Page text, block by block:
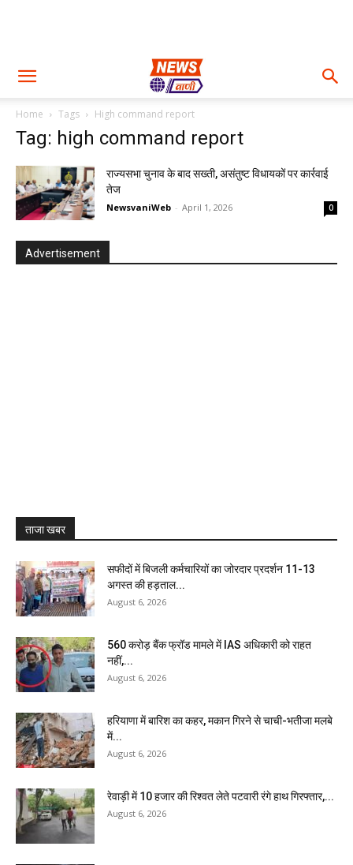
Home Tags High command report
Tag: high command report
राज्यसभा चुनाव के बाद सख्ती, असंतुष्ट विधायकों पर कार्रवाई
तेज
NewsvaniWeb - April 1, 2026 0
Advertisement
ताजा खबर
सफीदों में बिजली कर्मचारियों का जोरदार प्रदर्शन 11-13
अगस्त की हड़ताल...
August 6, 2026
₹560 करोड़ बैंक फ्रॉड मामले में IAS अधिकारी को राहत
नहीं,...
August 6, 2026
हरियाणा में बारिश का कहर, मकान गिरने से चाची-भतीजा मलबे
में...
August 6, 2026
रेवाड़ी में 10 हजार की रिश्वत लेते पटवारी रंगे हाथ गिरफ्तार,...
August 6, 2026